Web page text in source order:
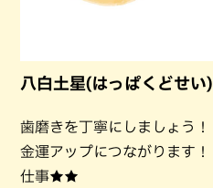
八白土星(はっぱくどせい)
歯磨きを丁寧にしましょう！
金運アップにつながります！
仕事★★